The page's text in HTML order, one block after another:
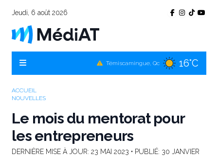
Jeudi, 6 août 2026
La Sarre, Qc 17°C
Amos, Qc 19°C
ACCUEIL
NOUVELLES
Le mois du mentorat pour
les entrepreneurs
DERNIÈRE MISE À JOUR: 23 MAI 2023 • PUBLIÉ: 30 JANVIER